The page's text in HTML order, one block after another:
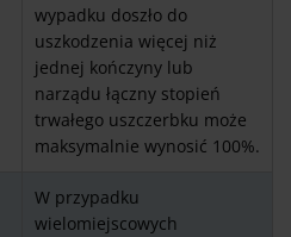
wypadku doszło do
uszkodzenia więcej niż
jednej kończyny lub
narządu łączny stopień
trwałego uszczerbku może
maksymalnie wynosić 100%.
W przypadku
wielomiejscowych